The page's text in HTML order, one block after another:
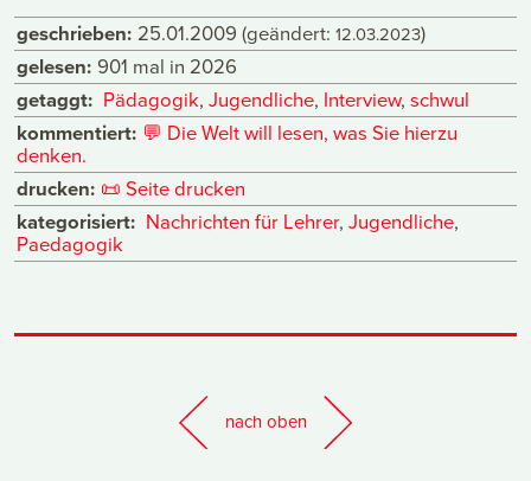
geschrieben: 25.01.2009 (geändert: 12.03.2023)
gelesen: 901 mal in 2026
getaggt: Pädagogik, Jugendliche, Interview, schwul
kommentiert: 💬 Die Welt will lesen, was Sie hierzu
denken.
drucken: 📜 Seite drucken
kategorisiert: Nachrichten für Lehrer, Jugendliche,
Paedagogik
nach oben